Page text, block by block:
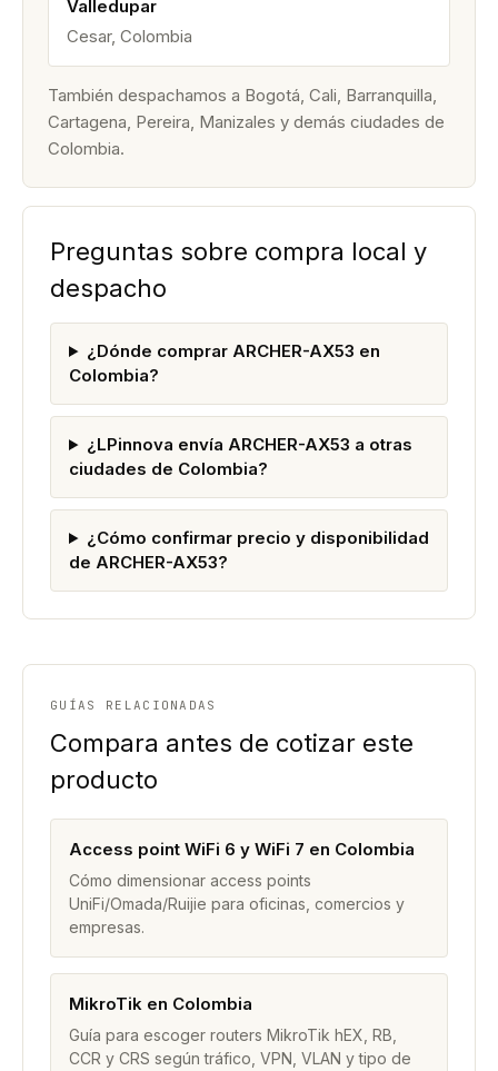
Valledupar
Cesar, Colombia
También despachamos a Bogotá, Cali, Barranquilla,
Cartagena, Pereira, Manizales y demás ciudades de
Colombia.
Preguntas sobre compra local y
despacho
¿Dónde comprar ARCHER-AX53 en
Colombia?
¿LPinnova envía ARCHER-AX53 a otras
ciudades de Colombia?
¿Cómo confirmar precio y disponibilidad
de ARCHER-AX53?
GUÍAS RELACIONADAS
Compara antes de cotizar este
producto
Access point WiFi 6 y WiFi 7 en Colombia
Cómo dimensionar access points
UniFi/Omada/Ruijie para oficinas, comercios y
empresas.
MikroTik en Colombia
Guía para escoger routers MikroTik hEX, RB,
CCR y CRS según tráfico, VPN, VLAN y tipo de